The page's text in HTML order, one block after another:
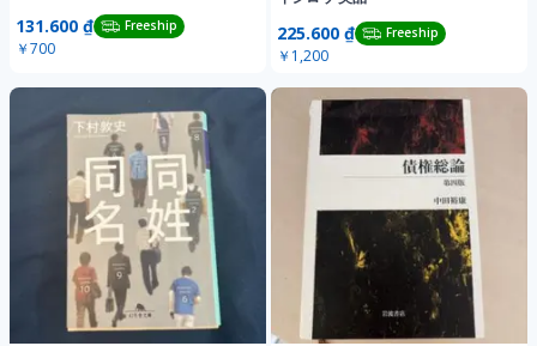
131.600 ₫ Freeship
￥700
225.600 ₫ Freeship
￥1,200